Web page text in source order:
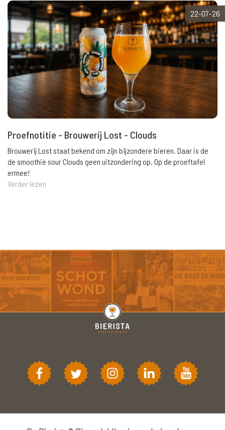
22-07-26
Proefnotitie - Brouwerij Lost - Clouds
Brouwerij Lost staat bekend om zijn bijzondere bieren. Daar is de
de smoothie sour Clouds geen uitzondering op. Op de proeftafel
ermee!
Verder lezen